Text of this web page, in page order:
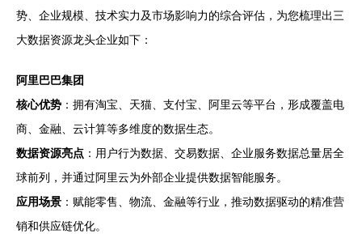
势、企业规模、技术实力及市场影响力的综合评估，为您梳理出三
大数据资源龙头企业如下：
阿里巴巴集团
核心优势 ：拥有淘宝、天猫、支付宝、阿里云等平台，形成覆盖电
商、金融、云计算等多维度的数据生态。
数据资源亮点 ：用户行为数据、交易数据、企业服务数据总量居全
球前列，并通过阿里云为外部企业提供数据智能服务。
应用场景 ：赋能零售、物流、金融等行业，推动数据驱动的精准营
销和供应链优化。